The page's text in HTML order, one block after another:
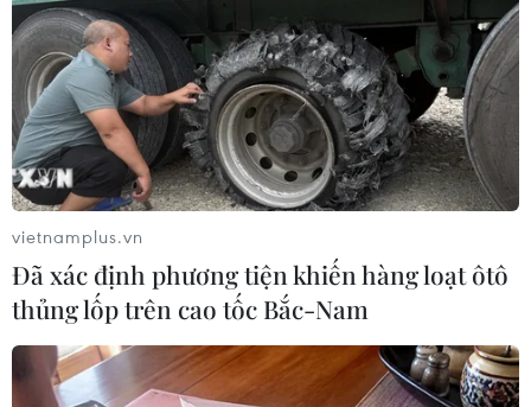
tập và xác định danh tính hài cốt liệt
sỹ
07/08/2026 10:19
Lào Cai: Đứt gãy 30m đường
tỉnh 161 sau mưa lớn, giao thông bị
Đã xác định phương tiện khiến hàng
loạt ôtô thủng lốp trên cao tốc Bắc-
Nam
vietnamplus.vn
Đã xác định phương tiện khiến hàng loạt ôtô
thủng lốp trên cao tốc Bắc-Nam